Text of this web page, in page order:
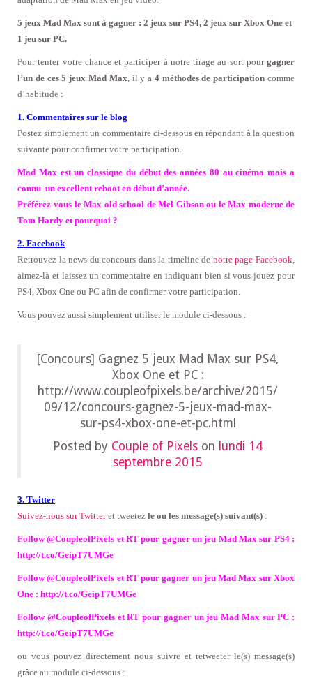
5 jeux Mad Max sont à gagner : 2 jeux sur PS4, 2 jeux sur Xbox One et
1 jeu sur PC.
Pour tenter votre chance et participer à notre tirage au sort pour gagner
l’un de ces 5 jeux Mad Max , il y a 4 méthodes de participation comme
d’habitude :
1. Commentaires sur le blog
Postez simplement un commentaire ci-dessous en répondant à la question
suivante pour confirmer votre participation.
Mad Max est un classique du début des années 80 au cinéma mais a
connu un excellent reboot en début d’année.
Préférez-vous le Max old school de Mel Gibson ou le Max moderne de
Tom Hardy et pourquoi ?
2. Facebook
Retrouvez la news du concours dans la timeline de notre page Facebook
aimez-là et laissez un commentaire en indiquant bien si vous jouez pour
PS4, Xbox One ou PC afin de confirmer votre participation
Vous pouvez aussi simplement utiliser le module ci-dessous :
[Concours] Gagnez 5 jeux Mad Max sur PS4,
Xbox One et PC :
http://www.coupleofpixels.be/archive/2015/
09/12/concours-gagnez-5-jeux-mad-max-
sur-ps4-xbox-one-et-pc.html
Posted by Couple of Pixels on lundi 14
septembre 2015
3. Twitter
Suivez-nous sur Twitteret tweetez le ou les message(s) suivant(s) :
Follow @CoupleofPixels et RT pour gagner un jeu Mad Max sur PS4 :
http://t.co/GeipT7UMGe
Follow @CoupleofPixels et RT pour gagner un jeu Mad Max sur Xbox
One : http://t.co/GeipT7UMGe
Follow @CoupleofPixels et RT pour gagner un jeu Mad Max sur PC :
http://t.co/GeipT7UMGe
ou vous pouvez directement nous suivre et retweeter le(s) message(s)
grâce au module ci-dessous :